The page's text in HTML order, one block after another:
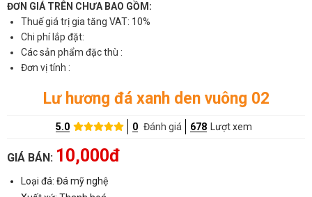
ĐƠN GIÁ TRÊN CHƯA BAO GỒM:
Thuế giá trị gia tăng VAT: 10%
Chi phí lắp đặt:
Các sản phẩm đặc thù :
Đơn vị tính :
Lư hương đá xanh den vuông 02
5.0 0 Đánh giá 678 Lượt xem
GIÁ BÁN: 10,000đ
Loại đá: Đá mỹ nghệ